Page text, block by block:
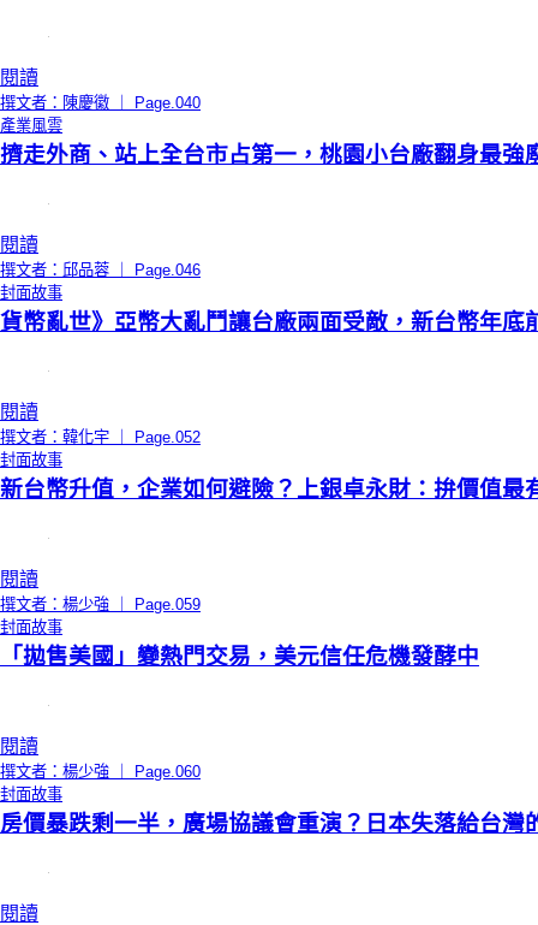
閱讀
撰文者：陳慶徽 ｜ Page.040
產業風雲
擠走外商、站上全台市占第一，桃園小台廠翻身最強
閱讀
撰文者：邱品蓉 ｜ Page.046
封面故事
貨幣亂世》亞幣大亂鬥讓台廠兩面受敵，新台幣年底
閱讀
撰文者：韓化宇 ｜ Page.052
封面故事
新台幣升值，企業如何避險？上銀卓永財：拚價值最
閱讀
撰文者：楊少強 ｜ Page.059
封面故事
「拋售美國」變熱門交易，美元信任危機發酵中
閱讀
撰文者：楊少強 ｜ Page.060
封面故事
房價暴跌剩一半，廣場協議會重演？日本失落給台灣
閱讀